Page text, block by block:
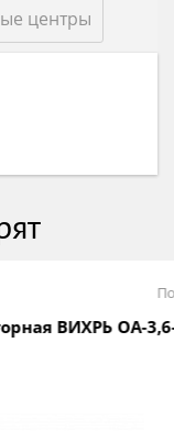
центры
ОА-3,6-К